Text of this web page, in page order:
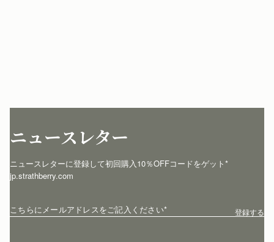
ニュースレター
ニュースレターに登録して初回購入10％OFFコードをゲット*
jp.strathberry.com
こちらにメールアドレスをご記入ください* 登録する